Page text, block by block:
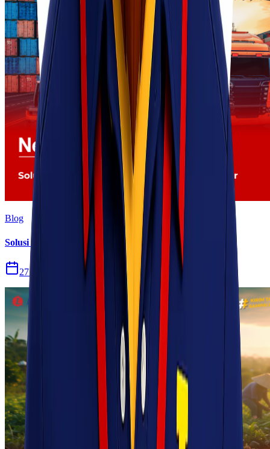
Blog
Solusi Logistik untuk Perusahaan Manufaktur
27 Jul 2026